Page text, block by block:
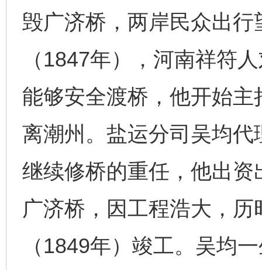
毁广济桥，两岸民众出
（1847年），河南祥符
能够安全渡桥，他开始
离潮州。盐运分司吴均
继续修桥的重任，他出
广济桥，因工程浩大，
（1849年）竣工。吴均